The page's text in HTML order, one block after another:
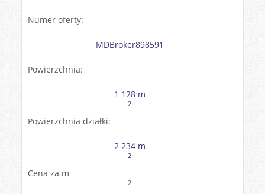
Numer oferty:
MDBroker898591
Powierzchnia:
1 128 m
2
Powierzchnia działki:
2 234 m
2
Cena za m
2